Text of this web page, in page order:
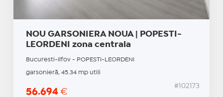
NOU GARSONIERA NOUA | POPESTI-
LEORDENI zona centrala
Bucuresti-Ilfov - POPESTI-LEORDENI
garsonieră, 45.34 mp utili
56.694 €
#102173